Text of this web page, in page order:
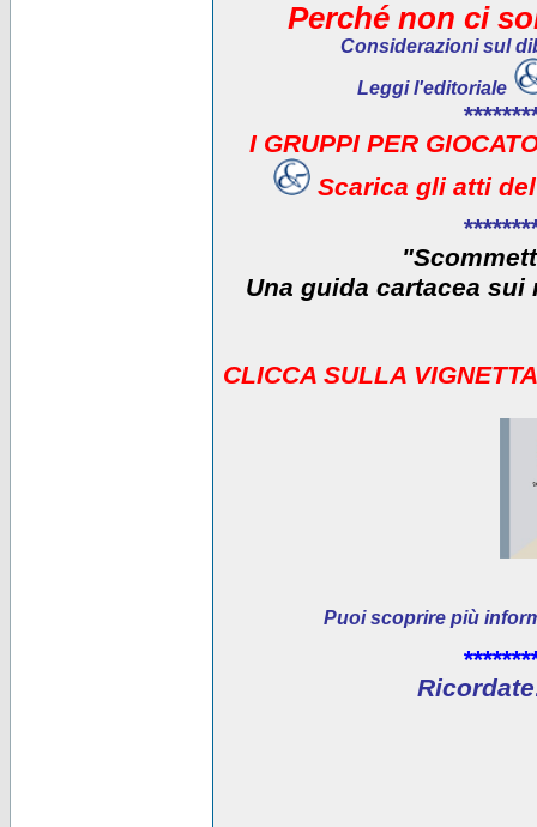
Perché non ci
Considerazioni sul
Leggi l'editoriale
I GRUPPI PER
Scarica gli atti
Una guida cartacea
CLICCA SULLA
Puoi scoprire più